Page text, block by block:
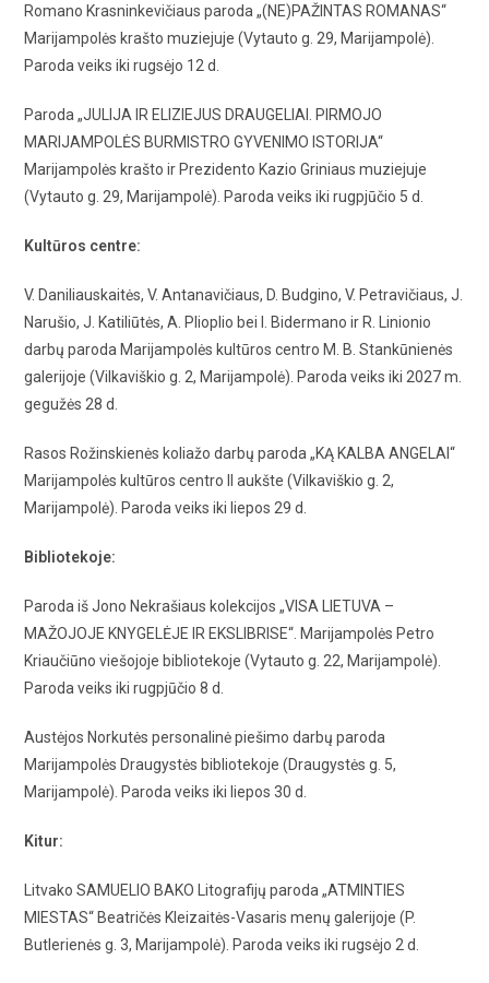
Romano Krasninkevičiaus paroda „(NE)PAŽINTAS ROMANAS“
Marijampolės krašto muziejuje (Vytauto g. 29, Marijampolė).
Paroda veiks iki rugsėjo 12 d.
Paroda „JULIJA IR ELIZIEJUS DRAUGELIAI. PIRMOJO
MARIJAMPOLĖS BURMISTRO GYVENIMO ISTORIJA“
Marijampolės krašto ir Prezidento Kazio Griniaus muziejuje
(Vytauto g. 29, Marijampolė). Paroda veiks iki rugpjūčio 5 d.
Kultūros centre:
V. Daniliauskaitės, V. Antanavičiaus, D. Budgino, V. Petravičiaus, J.
Narušio, J. Katiliūtės, A. Plioplio bei I. Bidermano ir R. Linionio
darbų paroda Marijampolės kultūros centro M. B. Stankūnienės
galerijoje (Vilkaviškio g. 2, Marijampolė). Paroda veiks iki 2027 m.
gegužės 28 d.
Rasos Rožinskienės koliažo darbų paroda „KĄ KALBA ANGELAI“
Marijampolės kultūros centro II aukšte (Vilkaviškio g. 2,
Marijampolė). Paroda veiks iki liepos 29 d.
Bibliotekoje:
Paroda iš Jono Nekrašiaus kolekcijos „VISA LIETUVA –
MAŽOJOJE KNYGELĖJE IR EKSLIBRISE“. Marijampolės Petro
Kriaučiūno viešojoje bibliotekoje (Vytauto g. 22, Marijampolė).
Paroda veiks iki rugpjūčio 8 d.
Austėjos Norkutės personalinė piešimo darbų paroda
Marijampolės Draugystės bibliotekoje (Draugystės g. 5,
Marijampolė). Paroda veiks iki liepos 30 d.
Kitur:
Litvako SAMUELIO BAKO Litografijų paroda „ATMINTIES
MIESTAS“ Beatričės Kleizaitės-Vasaris menų galerijoje (P.
Butlerienės g. 3, Marijampolė). Paroda veiks iki rugsėjo 2 d.